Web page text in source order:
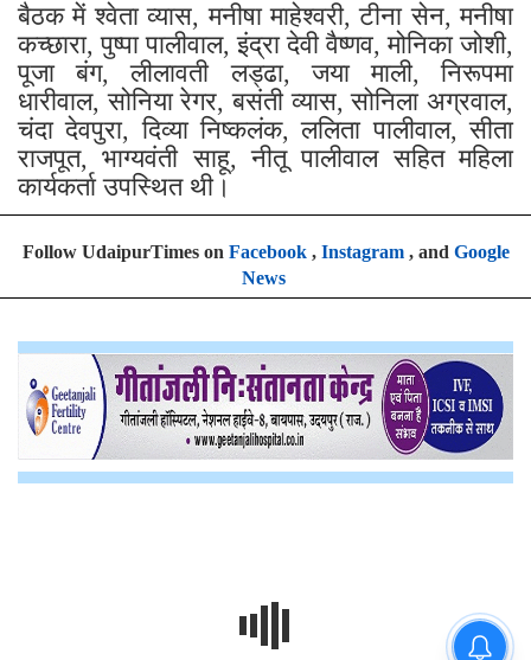
बैठक में श्वेता व्यास, मनीषा माहेश्वरी, टीना सेन, मनीषा
कच्छारा, पुष्पा पालीवाल, इंद्रा देवी वैष्णव, मोनिका जोशी,
पूजा बंग, लीलावती लड्ढा, जया माली, निरूपमा
धारीवाल, सोनिया रेगर, बसंती व्यास, सोनिला अग्रवाल,
चंदा देवपुरा, दिव्या निष्कलंक, ललिता पालीवाल, सीता
राजपूत, भाग्यवंती साहू, नीतू पालीवाल सहित महिला
कार्यकर्ता उपस्थित थी।
Follow UdaipurTimes on Facebook, Instagram, and Google
News